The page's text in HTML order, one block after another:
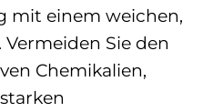
mit einem weichen,
Sie den
Chemikalien,